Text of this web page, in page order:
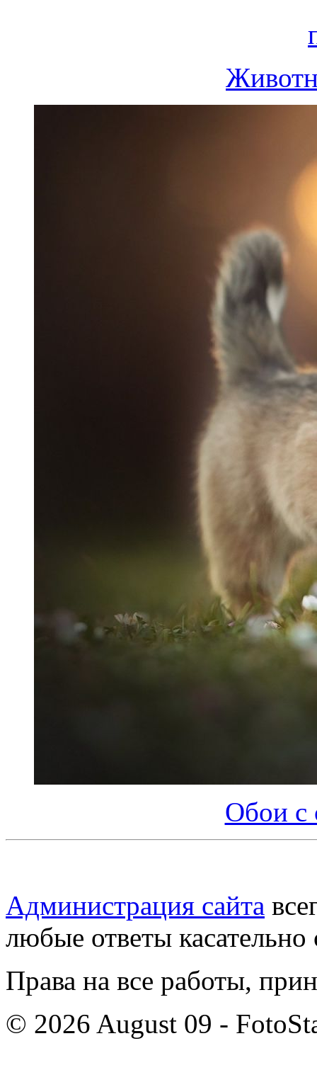
Обои с
Администрация сайта
любые ответы касательно
Права на все работы,
© 2026 August 09 -